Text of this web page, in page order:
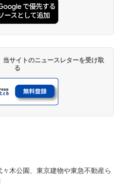
サイトのニュースレターを受け取
る
々木公園、東京建物や東急不動産ら